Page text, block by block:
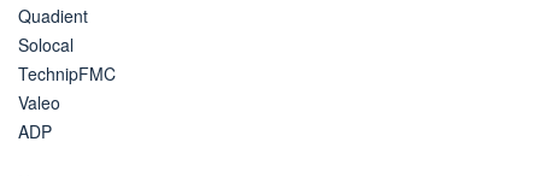
Quadient
Solocal
TechnipFMC
Valeo
ADP